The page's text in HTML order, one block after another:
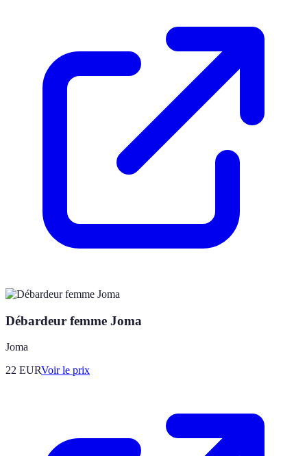
Débardeur femme Joma
Joma
22 EURVoir le prix